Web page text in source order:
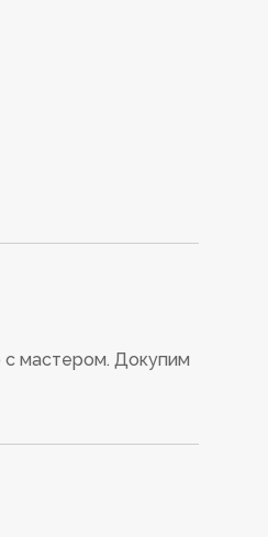
мастером. Докупим